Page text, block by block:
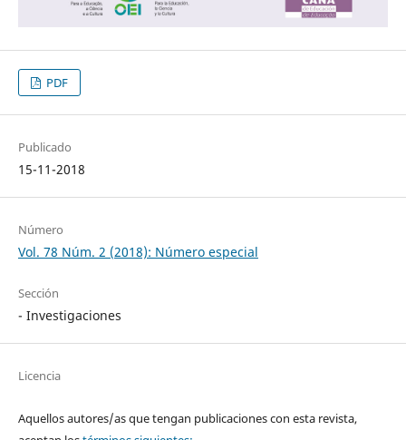
PDF
Publicado
15-11-2018
Número
Vol. 78 Núm. 2 (2018): Número especial
Sección
- Investigaciones
Licencia
Aquellos autores/as que tengan publicaciones con esta revista,